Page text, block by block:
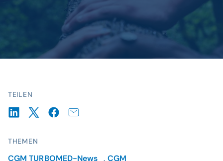
TEILEN
THEMEN
CGM TURBOMED-News , CGM